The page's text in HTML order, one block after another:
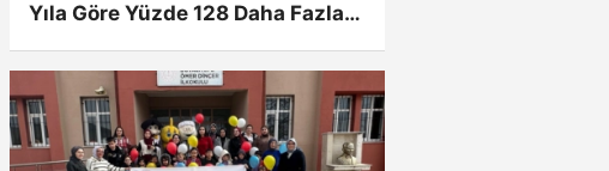
Yıla Göre Yüzde 128 Daha Fazla